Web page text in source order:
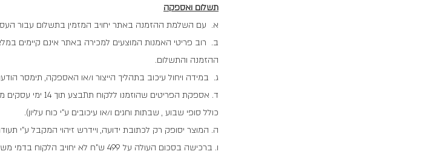
תשלום ואספקה
א. עם השלמת ההזמנה באתר יחויב המזמין בתשלום עבור
ב. רוב פריטי האמנות המוצעים למכירה באתר אינם קיימים
ההזמנה והתשלום.
ג. במידה ויחול עיכוב בתהליך הייצור ו/או האספקה, תימסר
ד. אספקת הפריטים
כולל סופי שבוע , שבתות וחגים ו/או עיכובים ע"י כוח עליון).
ה. המוצר יסופק רק לכתובת ידועה, ויידרש זיהוי המקבל ע"י
ו. ברכישה בסכום העולה על 499 ש"ח לא יחויב הלקוח בדמי משלוח.